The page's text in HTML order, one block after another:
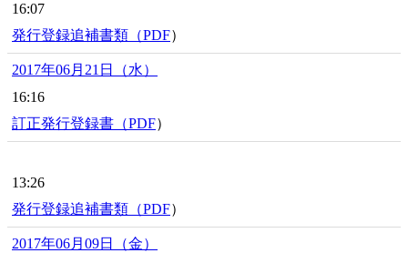
16:07
発行登録追補書類（PDF）
2017年06月21日（水）
16:16
訂正発行登録書（PDF）
13:26
発行登録追補書類（PDF）
2017年06月09日（金）